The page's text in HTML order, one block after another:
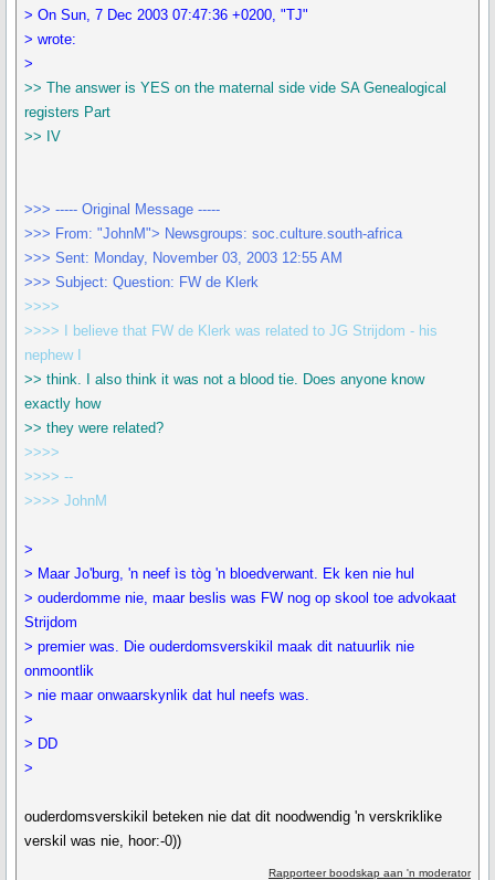
> On Sun, 7 Dec 2003 07:47:36 +0200, "TJ"
> wrote:
>
>> The answer is YES on the maternal side vide SA Genealogical
registers Part
>> IV
>>> ----- Original Message -----
>>> From: "JohnM"> Newsgroups: soc.culture.south-africa
>>> Sent: Monday, November 03, 2003 12:55 AM
>>> Subject: Question: FW de Klerk
>>>>
>>>> I believe that FW de Klerk was related to JG Strijdom - his
nephew I
>> think. I also think it was not a blood tie. Does anyone know
exactly how
>> they were related?
>>>>
>>>> --
>>>> JohnM
>
> Maar Jo'burg, 'n neef ìs tòg 'n bloedverwant. Ek ken nie hul
> ouderdomme nie, maar beslis was FW nog op skool toe advokaat
Strijdom
> premier was. Die ouderdomsverskikil maak dit natuurlik nie
onmoontlik
> nie maar onwaarskynlik dat hul neefs was.
>
> DD
>
ouderdomsverskikil beteken nie dat dit noodwendig 'n verskriklike
verskil was nie, hoor:-0))
Rapporteer boodskap aan 'n moderator